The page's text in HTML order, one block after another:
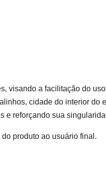
visando a facilitação do
cidade do interior
e reforçando sua
produto ao usuário final.